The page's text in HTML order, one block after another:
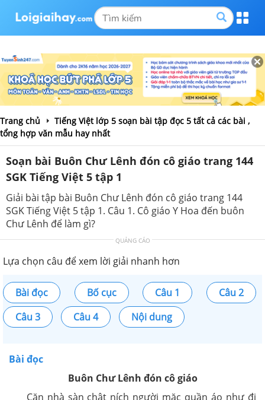
Trang chủ
Tiếng Việt lớp 5 soạn bài tập đọc 5 tất cả các bài ,
tổng hợp văn mẫu hay nhất
Soạn bài Buôn Chư Lênh đón cô giáo trang 144
SGK Tiếng Việt 5 tập 1
Giải bài tập bài Buôn Chư Lênh đón cô giáo trang 144
SGK Tiếng Việt 5 tập 1. Câu 1. Cô giáo Y Hoa đến buôn
Chư Lênh để làm gì?
QUẢNG CÁO
Lựa chọn câu để xem lời giải nhanh hơn
Bài đọc Bố cục Câu 1
Câu 2
Câu 3
Câu 4 Nội dung
Bài đọc
Buôn Chư Lênh đón cô giáo
Căn nhà sàn chật ních người mặc quần áo như đi